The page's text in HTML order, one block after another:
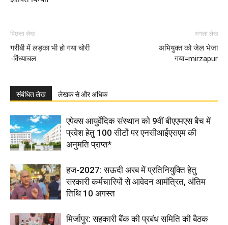
पिछला लेख
गरीबी में लड़का भी हो गया चोरी
-विंध्याचल
अगला लेख
अभियुक्त को जेल भेजा
गया=mirzapur
संबंधित लेख लेखक से और अधिक
एपेक्स आयुर्वेदिक संस्थान को 9वीं बीएएमएस बैच में
प्रवेश हेतु 100 सीटों पर एनसीआईएसएम की
अनुमति प्राप्त*
हज-2027: सऊदी अरब में प्रतिनियुक्ति हेतु
सरकारी कर्मचारियों से आवेदन आमंत्रित, अंतिम
तिथि 10 अगस्त
मिर्जापुर: सहकारी बैंक की प्रबंध समिति की बैठक